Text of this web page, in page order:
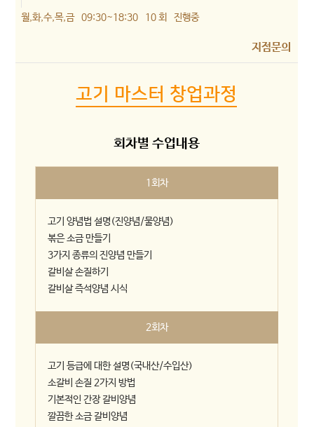
월,화,수,목,금 09:30~18:30 10 회
지점문의
진행중
고기 마스터 창업과정
회차별 수업내용
1회차
고기 양념법 설명(진양념/물양념)
볶은 소금 만들기
3가지 종류의 진양념 만들기
갈비살 손질하기
갈비살 즉석양념 시식
2회차
고기 등급에 대한 설명(국내산/수입산)
소갈비 손질 2가지 방법
기본적인 간장 갈비양념
깔끔한 소금 갈비양념